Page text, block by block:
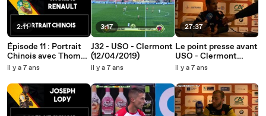
2:11
Épisode 11 : Portrait
Chinois avec Thomas
Renault
il y a 7 ans
3:17
J32 - USO - Clermont
(12/04/2019)
il y a 7 ans
27:37
Le point presse avant
USO - Clermont
(11/04/2019)
il y a 7 ans